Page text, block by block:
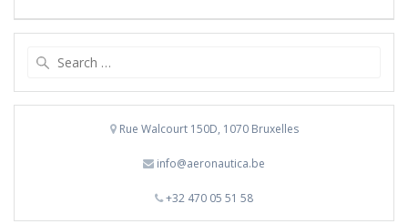
Rue Walcourt 150D, 1070 Bruxelles
info@aeronautica.be
+32 470 05 51 58